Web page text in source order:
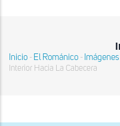
Sobrescribir
Inicio - El Románico -
Interior Hacia La Cabecera